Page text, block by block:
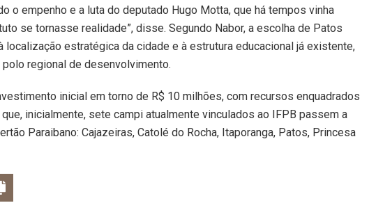
o empenho e a luta do deputado Hugo Motta, que há tempos vinha
se tornasse realidade”, disse. Segundo Nabor, a escolha de Patos
estratégica da cidade e à estrutura educacional já existente,
regional de desenvolvimento.
inicial em torno de R$ 10 milhões, com recursos enquadrados
inicialmente, sete campi atualmente vinculados ao IFPB passem a
Paraibano: Cajazeiras, Catolé do Rocha, Itaporanga, Patos, Princesa